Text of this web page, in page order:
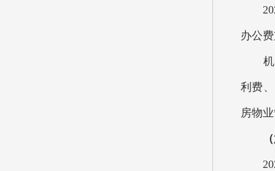
2020
办公
机关
利费
房物
（
2020